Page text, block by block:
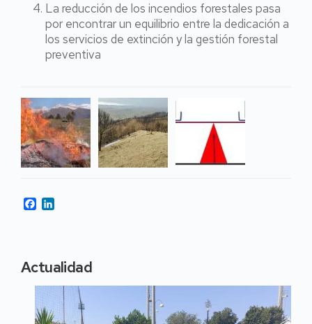
La reducción de los incendios forestales pasa
por encontrar un equilibrio entre la dedicación a
los servicios de extinción y la gestión forestal
preventiva
Facebook
Actualidad